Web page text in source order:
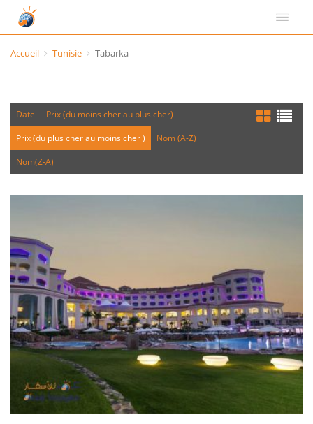
Accueil Tunisie Tabarka
Date
Prix (du moins cher au plus cher)
Prix (du plus cher au moins cher )
Nom (A-Z)
Nom(Z-A)